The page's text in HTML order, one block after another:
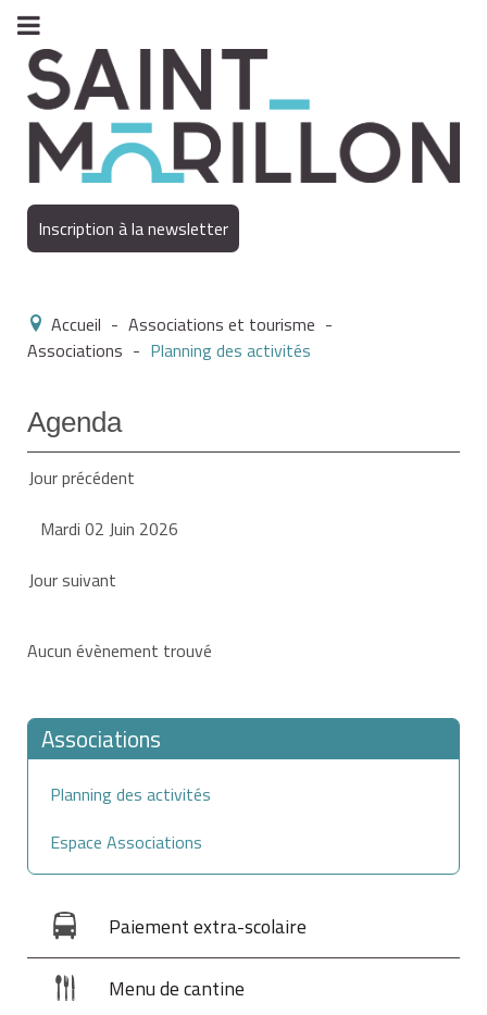
Inscription à la newsletter
Accueil - Associations et tourisme -
Associations - Planning des activités
Agenda
Jour précédent
Mardi 02 Juin 2026
Jour suivant
Aucun évènement trouvé
Associations
Planning des activités
Espace Associations
Paiement extra-scolaire
Menu de cantine